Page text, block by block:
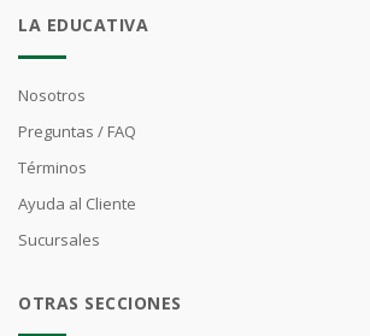
LA EDUCATIVA
Nosotros
Preguntas / FAQ
Términos
Ayuda al Cliente
Sucursales
OTRAS SECCIONES